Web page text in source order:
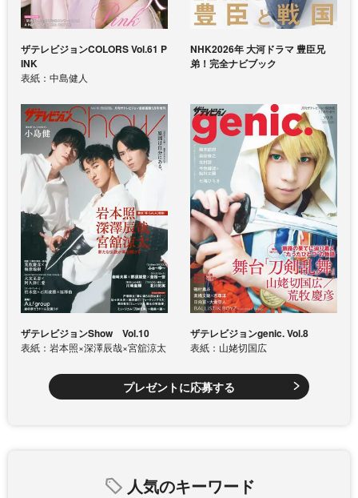
ザテレビジョンCOLORS Vol.61 P
INK
表紙：中島健人
NHK2026年 大河ドラマ 豊臣兄
弟！完全ナビブック
ザテレビジョンShow Vol.10
表紙：岩本照×深澤辰哉×宮舘涼太
ザテレビジョンgenic. Vol.8
表紙：山姥切国広
プレゼントに応募する
人気のキーワード